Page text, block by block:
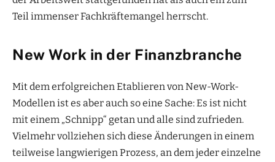
Teil immenser Fachkräftemangel herrscht.
New Work in der Finanzbranche
Mit dem erfolgreichen Etablieren von New-Work-
Modellen ist es aber auch so eine Sache: Es ist nicht
mit einem „Schnipp“ getan und alle sind zufrieden.
Vielmehr vollziehen sich diese Änderungen in einem
teilweise langwierigen Prozess, an dem jeder einzelne